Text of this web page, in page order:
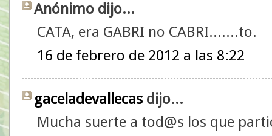
Anónimo dijo...
CATA, era GABRI no CABRI.......to.
16 de febrero de 2012 a las 8:22
gaceladevallecas dijo...
Mucha suerte a tod@s los que